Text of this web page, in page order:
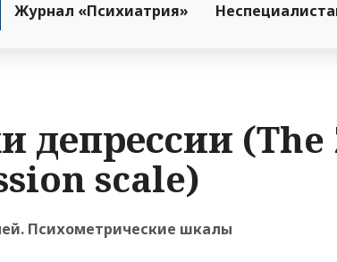
Журнал «Психиатрия»
депрессии (The
scale)
Психометрические шкалы